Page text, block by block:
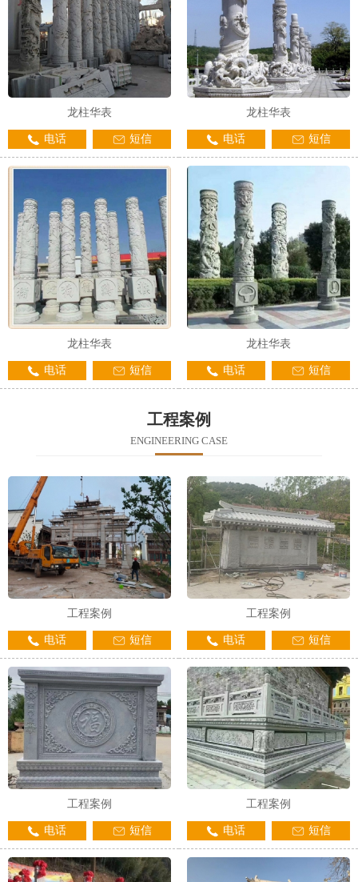
龙柱华表
电话 短信
龙柱华表
电话 短信
龙柱华表
电话 短信
龙柱华表
电话 短信
工程案例
ENGINEERING CASE
工程案例
电话 短信
工程案例
电话 短信
工程案例
电话 短信
工程案例
电话 短信